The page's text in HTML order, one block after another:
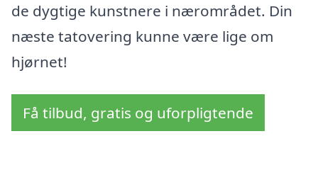
de dygtige kunstnere i nærområdet. Din
næste tatovering kunne være lige om
hjørnet!
Få tilbud, gratis og uforpligtende